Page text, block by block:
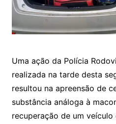
Uma ação da Polícia
realizada na tarde desta
resultou na apreensão de
substância análoga à
recuperação de um